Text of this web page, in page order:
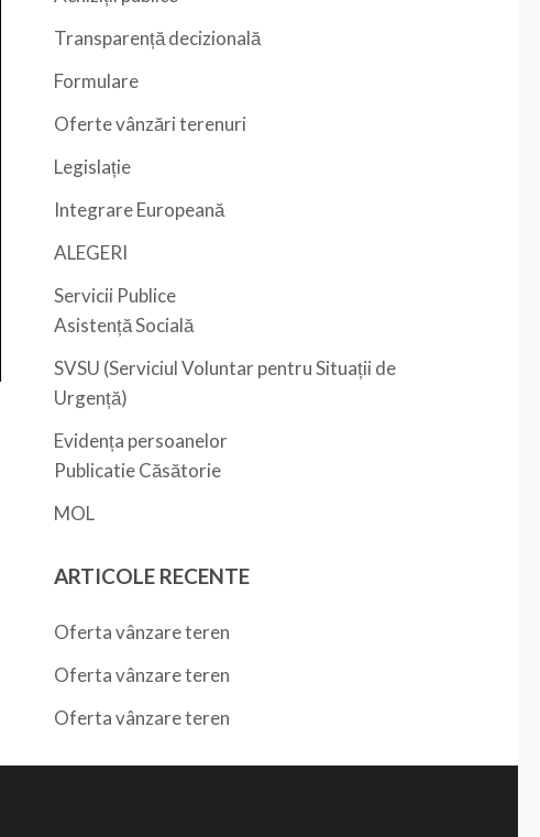
Transparență decizională
Formulare
Oferte vânzări terenuri
Legislație
Integrare Europeană
ALEGERI
Servicii Publice
Asistență Socială
SVSU (Serviciul Voluntar pentru Situații de
Urgență)
Evidența persoanelor
Publicatie Căsătorie
MOL
ARTICOLE RECENTE
Oferta vânzare teren
Oferta vânzare teren
Oferta vânzare teren